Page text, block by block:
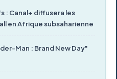
: Canal+ diffusera les
en Afrique subsaharienne
Man : Brand New Day"